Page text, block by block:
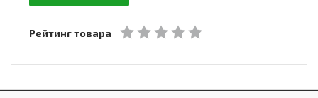
Рейтинг товара